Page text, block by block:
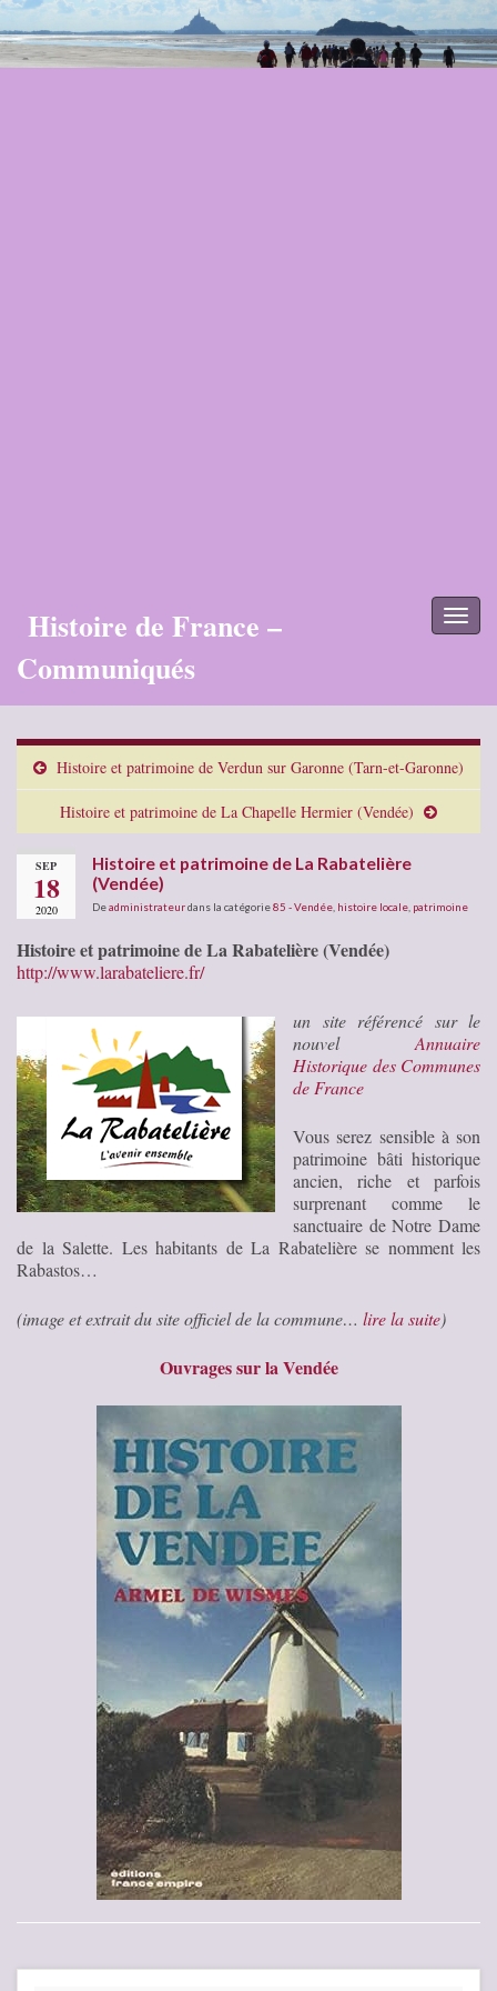
Histoire de France –
Communiqués
Histoire et patrimoine de Verdun sur Garonne (Tarn-et-Garonne)
Histoire et patrimoine de La Chapelle Hermier (Vendée)
SEP
18
2020
Histoire et patrimoine de La Rabatelière
(Vendée)
Deadministrateurdans la catégorie85 - Vendée histoire locale patrimoine
Histoire et patrimoine de La Rabatelière (Vendée)
http://www.larabateliere.fr/
un site référencé sur le
nouvel Annuaire
Historique des Communes
de France
Vous serez sensible à son
patrimoine bâti historique
ancien, riche et parfois
surprenant comme le
sanctuaire de Notre Dame
de la Salette. Les habitants de La Rabatelière se nomment les
Rabastos…
(image et extrait du site officiel de la commune… lire la suite)
Ouvrages sur la Vendée